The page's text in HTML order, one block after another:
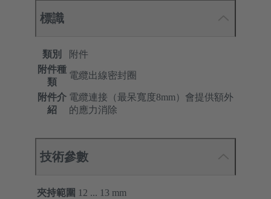
標識
類別
附件
附件種
類
電纜出線密封圈
附件介
紹
電纜連接（最呆寬度8mm）會提供額外
的應力消除
技術參數
夾持範圍 12 ... 13 mm